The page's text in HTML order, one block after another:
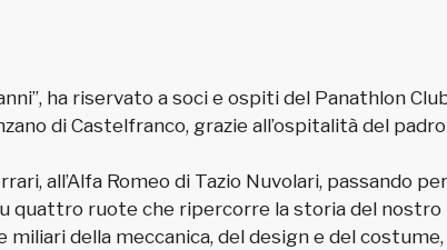
ha riservato a soci e ospiti del Panathlon
di Castelfranco, grazie all’ospitalità del
all’Alfa Romeo di Tazio Nuvolari, passando
quattro ruote che ripercorre la storia del nostro
della meccanica, del design e del